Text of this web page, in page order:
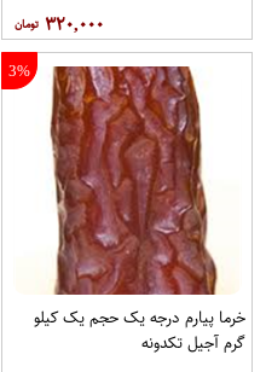
۳۲۰,۰۰۰
3%
خرما پیارم درجه یک حجم یک کیلو
گرم آجیل تکدونه